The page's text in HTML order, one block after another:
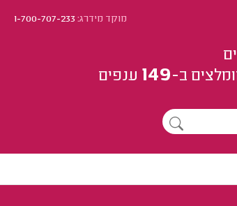
מוקד מידרג:1-700-707-233
ב-149 ענפים